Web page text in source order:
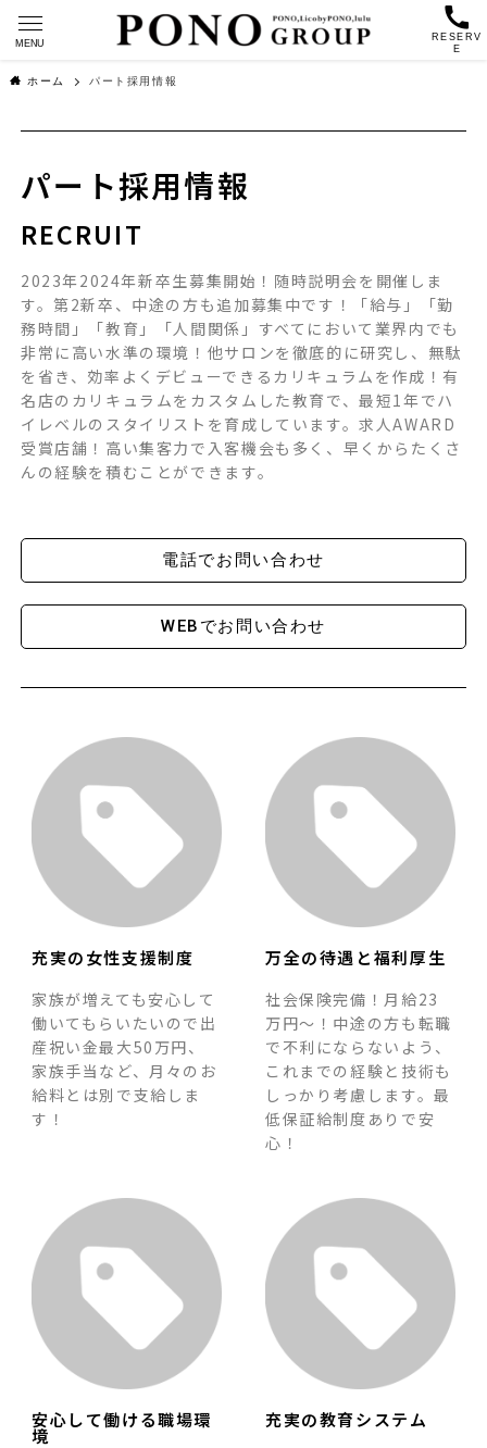
RESERV
E
MENU
ホーム パート採用情報
パート採用情報
RECRUIT
2023年2024年新卒生募集開始！ 随時説明会を開催しま
す。第2新卒、中途の方も追加募集中です！
「給与」「勤
務時間」「教育」「人間関係」 すべてにおいて業界内でも
非常に高い水準の環境！ 他サロンを徹底的に研究し、無駄
を省き、 効率よくデビューできるカリキュラムを作成！有
名店のカリキュラムをカスタムした教育で、最短1年でハ
イレベルのスタイリストを育成しています。求人AWARD
受賞店舗！ 高い集客力で入客機会も多く、早くからたくさ
んの経験を積むことができます。
電話でお問い合わせ
WEBでお問い合わせ
充実の女性支援制度
家族が増えても安心して
働いてもらいたいので 出
産祝い金最大50万円、
家族手当 など、月々のお
給料とは別で支給しま
す！
万全の待遇と福利厚生
社会保険完備！月給23
万円～！中途の方も転職
で不利にならないよう、
これまでの経験と技術も
しっかり考慮します。最
低保証給制度ありで安
心！
安心して働ける職場環
境
充実の教育システム